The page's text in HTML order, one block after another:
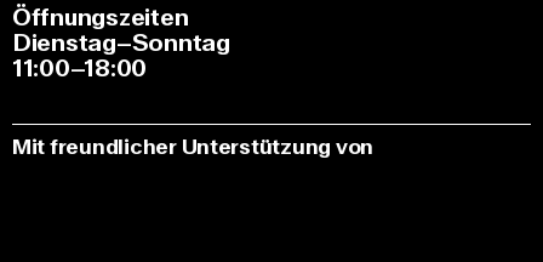
Öffnungszeiten
Dienstag–Sonntag
11:00–18:00
Mit freundlicher Unterstützung von